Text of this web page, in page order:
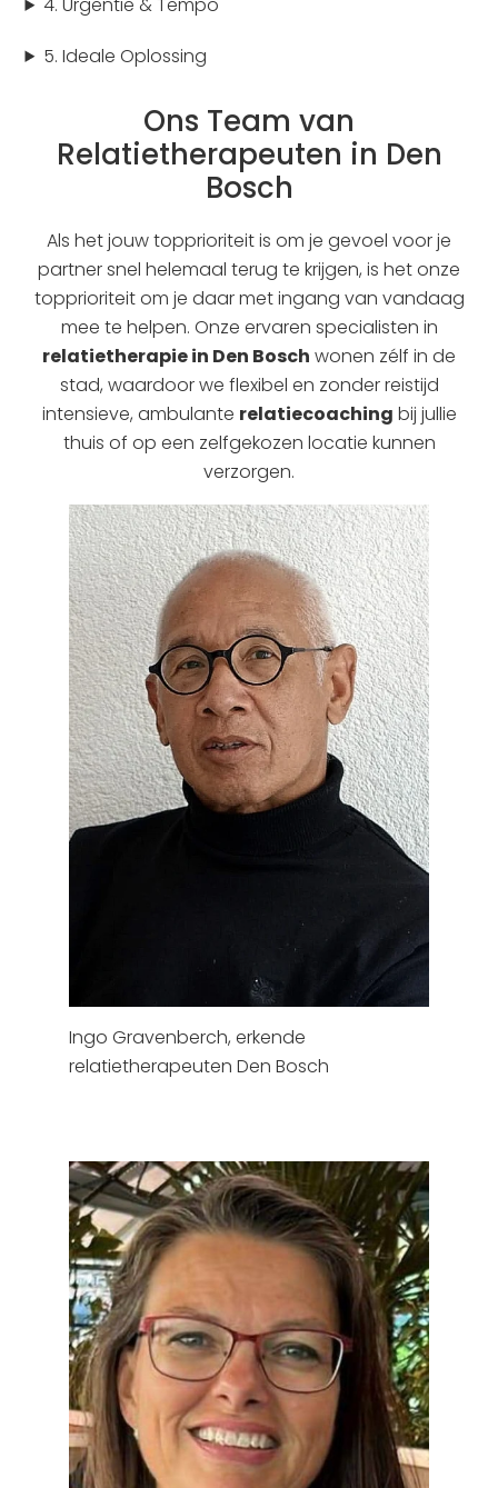
5. Ideale Oplossing
Ons Team van
Relatietherapeuten in Den
Bosch
Als het jouw topprioriteit is om je gevoel voor je
partner snel helemaal terug te krijgen, is het onze
topprioriteit om je daar met ingang van vandaag
mee te helpen. Onze ervaren specialisten in
relatietherapie in Den Bosch wonen zélf in de
stad, waardoor we flexibel en zonder reistijd
intensieve, ambulante relatiecoaching bij jullie
thuis of op een zelfgekozen locatie kunnen
verzorgen.
Ingo Gravenberch, erkende
relatietherapeuten Den Bosch